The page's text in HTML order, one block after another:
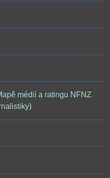
médií a ratingu NFNZ